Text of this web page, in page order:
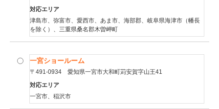
対応エリア
津島市、弥富市、愛西市、あま市、海部郡、岐阜県海津市（幡長
を除く）、三重県桑名郡木曽岬町
一宮ショールーム
〒491-0934 愛知県一宮市大和町苅安賀字山王41
対応エリア
一宮市、稲沢市